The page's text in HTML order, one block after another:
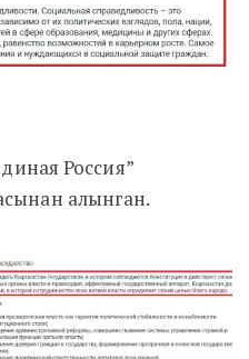
Россия”
алынган.